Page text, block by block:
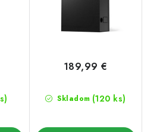
Skladom (120 ks)
189,99 €